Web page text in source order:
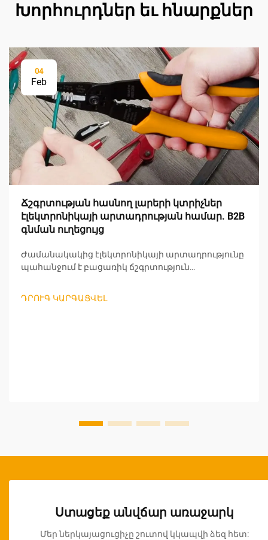
Խորհուրդներ եւ հնարքներ
04
Feb
Ճշգրտության հասնող լարերի կտրիչներ
էլեկտրոնիկայի արտադրության համար. B2B
գնման ուղեցույց
Ժամանակակից էլեկտրոնիկայի արտադրությունը
պահանջում է բացառիկ ճշգրտություն
բաղադրիչների պատրաստման ժամանակ:
ԴՐՈՒԳ ԿԱՐԳԱՑՎԵԼ
Ստացեք անվճար առաջարկ
Մեր ներկայացուցիչը շուտով կկապվի ձեզ հետ: